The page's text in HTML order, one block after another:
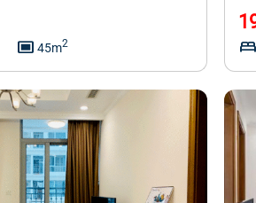
capture 45m2
bed